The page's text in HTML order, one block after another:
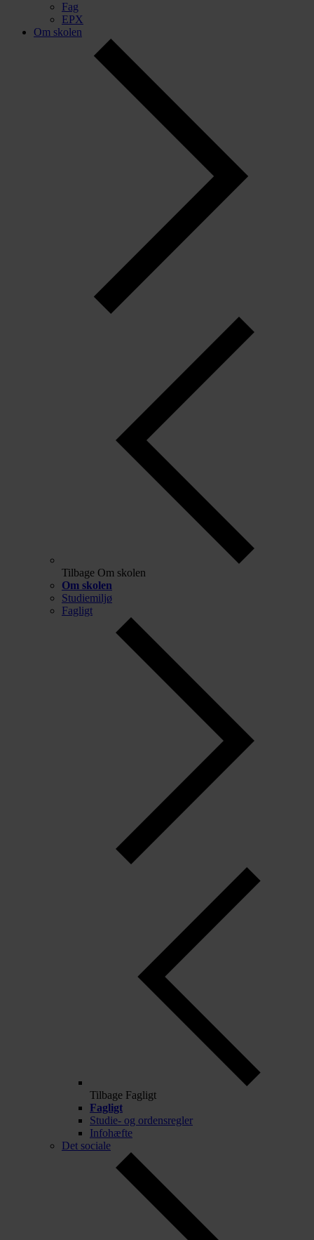
Fag
EPX
Om skolen
Tilbage Om skolen
Om skolen
Studiemiljø
Fagligt
Tilbage Fagligt
Fagligt
Studie- og ordensregler
Infohæfte
Det sociale